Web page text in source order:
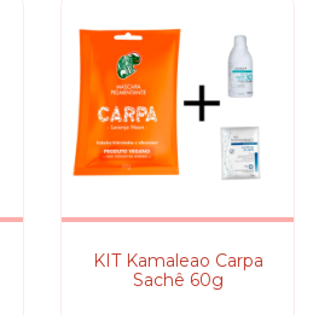
KIT Kamaleao Carpa
Sachê 60g